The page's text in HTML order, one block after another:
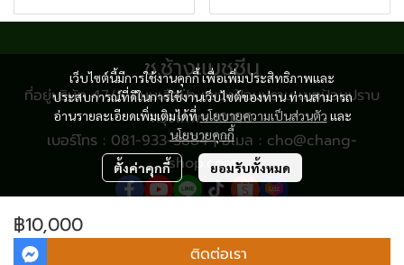
฿10,000
ติดต่อเรา
เว็บไซต์นี้มีการใช้งานคุกกี้ เพื่อเพิ่มประสิทธิภาพและ
ประสบการณ์ที่ดีในการใช้งานเว็บไซต์ของท่าน ท่านสามารถ
อ่านรายละเอียดเพิ่มเติมได้ที่นโยบายความเป็นส่วนตัว และ
นโยบายคุกกี้
ตั้งค่าคุกกี้ ยอมรับทั้งหมด
ช.ช้างแมชชีน
ที่อยู่บริษัท 47/8 ถนนเสือป่า แขวงป้อมปราบ เขตป้อมปราบ
กรุงเทพฯ 10100
เบอร์โทร : 081-933-3884 | อีเมล : cho@chang-
shop.com
© Copyright 2024 All Rights Reserved.